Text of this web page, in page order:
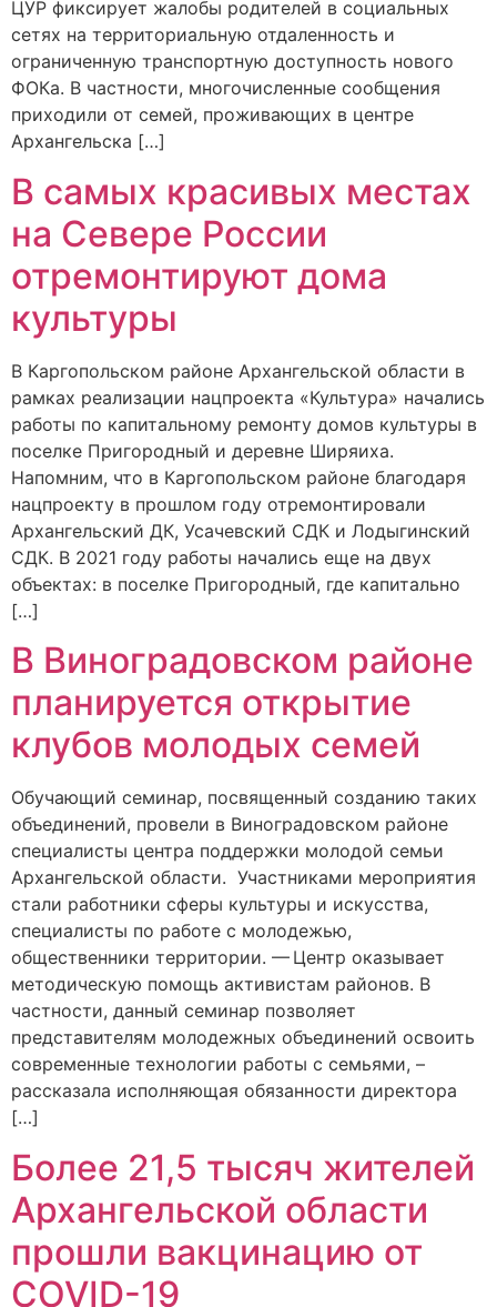
ЦУР фиксирует жалобы родителей в социальных
сетях на территориальную отдаленность и
ограниченную транспортную доступность нового
ФОКа. В частности, многочисленные сообщения
приходили от семей, проживающих в центре
Архангельска […]
В самых красивых местах
на Севере России
отремонтируют дома
культуры
В Каргопольском районе Архангельской области в
рамках реализации нацпроекта «Культура» начались
работы по капитальному ремонту домов культуры в
поселке Пригородный и деревне Ширяиха.
Напомним, что в Каргопольском районе благодаря
нацпроекту в прошлом году отремонтировали
Архангельский ДК, Усачевский СДК и Лодыгинский
СДК. В 2021 году работы начались еще на двух
объектах: в поселке Пригородный, где капитально
[…]
В Виноградовском районе
планируется открытие
клубов молодых семей
Обучающий семинар, посвященный созданию таких
объединений, провели в Виноградовском районе
специалисты центра поддержки молодой семьи
Архангельской области. Участниками мероприятия
стали работники сферы культуры и искусства,
специалисты по работе с молодежью,
общественники территории. — Центр оказывает
методическую помощь активистам районов. В
частности, данный семинар позволяет
представителям молодежных объединений освоить
современные технологии работы с семьями, –
рассказала исполняющая обязанности директора
[…]
Более 21,5 тысяч жителей
Архангельской области
прошли вакцинацию от
COVID-19